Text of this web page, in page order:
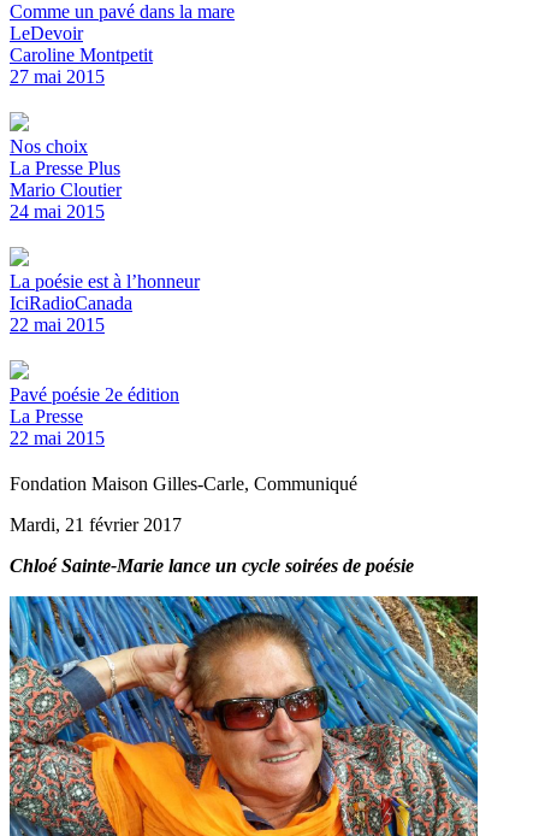
Comme un pavé dans la mare
LeDevoir
Caroline Montpetit
27 mai 2015
Nos choix
La Presse Plus
Mario Cloutier
24 mai 2015
La poésie est à l’honneur
IciRadioCanada
22 mai 2015
Pavé poésie 2e édition
La Presse
22 mai 2015
Fondation Maison Gilles-Carle, Communiqué
Mardi, 21 février 2017
Chloé Sainte-Marie lance un cycle soirées de poésie